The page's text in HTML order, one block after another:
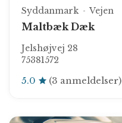
Syddanmark Vejen
Maltbæk Dæk
Jelshøjvej 28
75381572
5.0 (3 anmeldelser)